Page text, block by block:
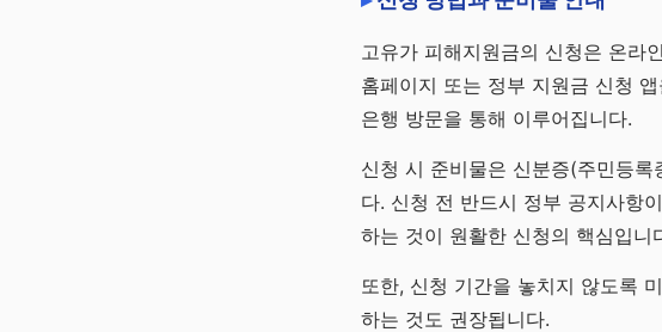
고유가 피해지원금의 신청은 온라
홈페이지 또는 정부 지원금 신청
은행 방문을 통해 이루어집니다.
신청 시 준비물은 신분증(주민등
다. 신청 전 반드시 정부 공지사항
하는 것이 원활한 신청의 핵심입니
또한, 신청 기간을 놓치지 않도록
하는 것도 권장됩니다.